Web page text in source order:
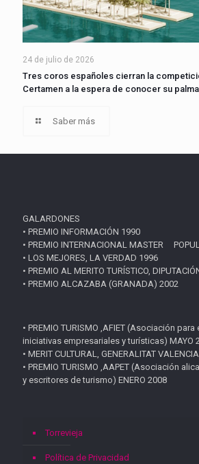
24 de julio de 2026
Tres coros españoles cierran la
Certamen a la espera de conocer su
Saber más
GALARDONES
• PREMIO INFORMACIÓN 1990
• PREMIO INTERNACIONAL MASTER
• LOS MEJORES, LA VERDAD 1996
• PREMIO AL MERITO TURÍSTICO,
• PREMIO ALCAZABA (GRANADA) 2002
• PREMIO TURISMO ,AFIET (Asociación
iniciativas empresariales y turísticas) MAYO
• MERIT CULTURAL, GENERALITAT
• PREMIO TURISMO ,AAPET (Asociación
y escritores de turismo) ENERO 2008
Torrevieja
Política de Privacidad